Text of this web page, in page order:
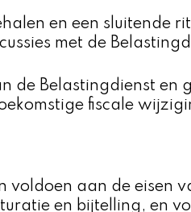
en een sluitende
met de
de Belastingdienst
fiscale
aan de eisen
en bijtelling, en